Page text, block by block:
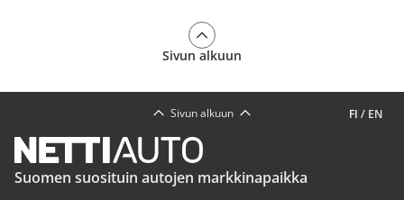
Sivun alkuun
FI / EN
Sivun alkuun
Suomen suosituin autojen markkinapaikka